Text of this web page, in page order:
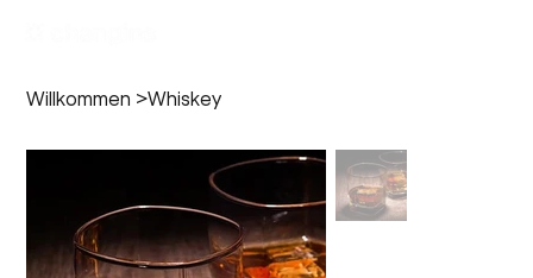
Willkommen >Whiskey